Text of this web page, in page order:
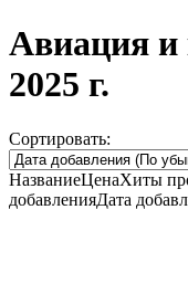
Авиация и
2025 г.
Сортировать:
НазваниеЦенаХиты
добавленияДата